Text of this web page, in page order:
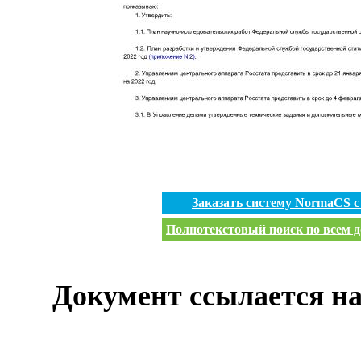
Заказать систему
Полнотекстовый поиск по всем
Документ ссылается